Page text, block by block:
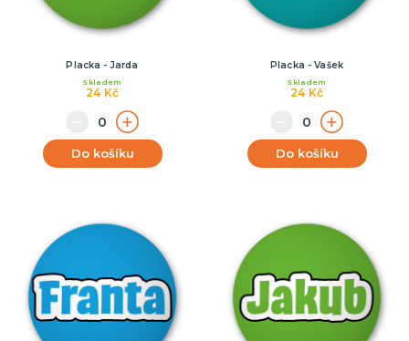
Placka - Jarda
24 Kč
Skladem
Do košíku
Placka - Vašek
24 Kč
Skladem
Do košíku